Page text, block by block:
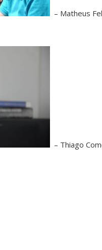
– Matheus
– Thiago